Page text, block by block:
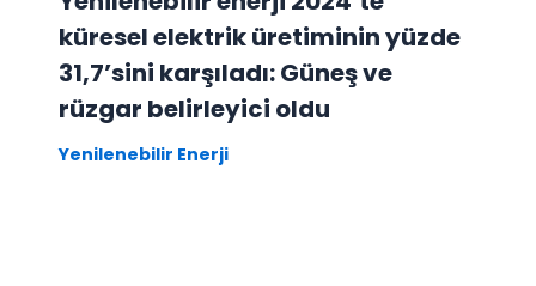
küresel elektrik üretiminin yüzde
31,7’sini karşıladı: Güneş ve
rüzgar belirleyici oldu
Yenilenebilir Enerji